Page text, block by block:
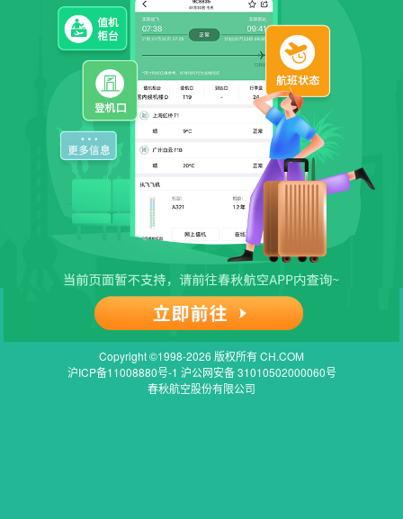
Copyright ©1998-2026 版权所有 CH.COM
沪ICP备11008880号-1 沪公网安备 31010502000060号
春秋航空股份有限公司